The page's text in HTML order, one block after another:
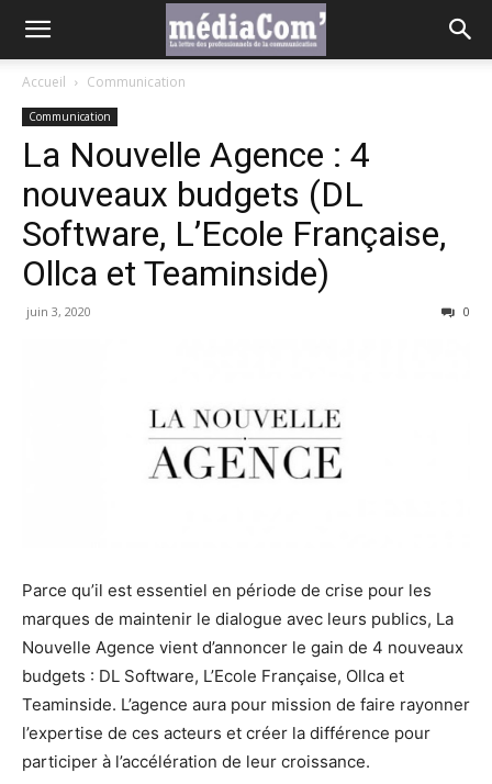
Accueil Communication
Communication
La Nouvelle Agence : 4
nouveaux budgets (DL
Software, L’Ecole Française,
Ollca et Teaminside)
juin 3, 2020 0
Parce qu’il est essentiel en période de crise pour les
marques de maintenir le dialogue avec leurs publics, La
Nouvelle Agence vient d’annoncer le gain de 4 nouveaux
budgets : DL Software, L’Ecole Française, Ollca et
Teaminside. L’agence aura pour mission de faire rayonner
l’expertise de ces acteurs et créer la différence pour
participer à l’accélération de leur croissance.